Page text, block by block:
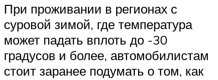
При проживании в регионах с
суровой зимой, где температура
может падать вплоть до -30
градусов и более, автомобилистам
стоит заранее подумать о том, как